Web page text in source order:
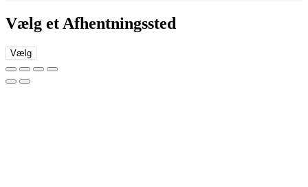
Vælg et Afhentningssted
Vælg